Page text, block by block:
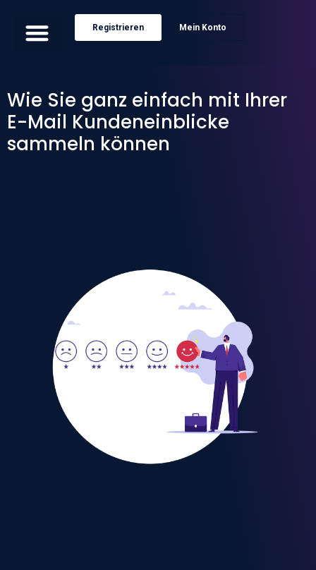
Registrieren Mein Konto
Wie Sie ganz einfach mit Ihrer
E-Mail Kundeneinblicke
sammeln können